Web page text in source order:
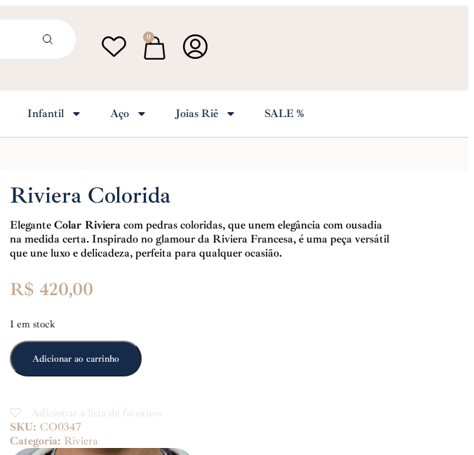
0
Infantil Aço Joias Riê SALE %
Riviera Colorida
Elegante Colar Riviera com pedras coloridas, que unem elegância com ousadia
na medida certa. Inspirado no glamour da Riviera Francesa, é uma peça versátil
que une luxo e delicadeza, perfeita para qualquer ocasião.
R$ 420,00
1 em stock
Adicionar ao carrinho
Adicionar a lista de favoritos
SKU: CO0347
Categoria: Riviera